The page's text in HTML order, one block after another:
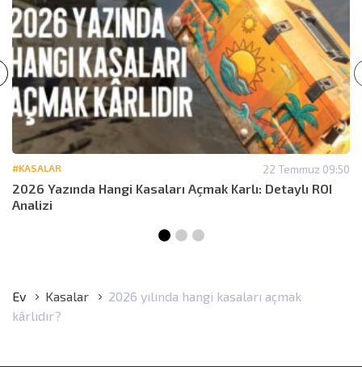
#KASALAR 22 Temmuz 09:50
2026 Yazında Hangi Kasaları Açmak Karlı: Detaylı ROI
Analizi
Ev Kasalar
2026 yılında hangi kasaları açmak
kârlıdır?